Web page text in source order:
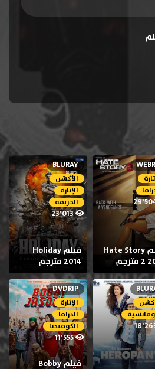
فيلم Hate Story
مترجم
BLURAY
الأكشن
الإثارة
الجريمة
23٬013
فيلم Holiday
2014 مترجم
DVDRIP
الإثارة
الدراما
الكوميديا
11٬555
فيلم Bobby